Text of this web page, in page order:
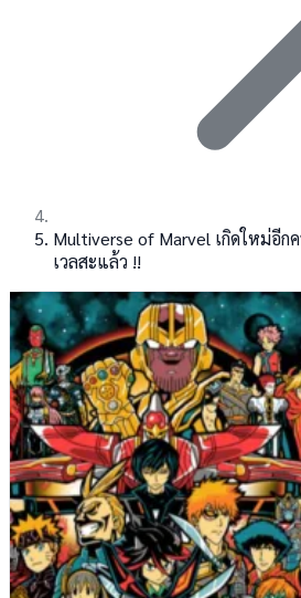
Multiverse of Marvel เกิดใหม่อีก
เวลสะแล้ว !!